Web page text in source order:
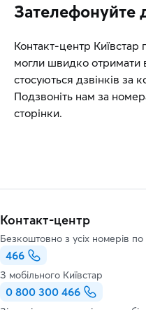
Зателефонуйте
Контакт-центр
могли швидко отримати
стосуються дзвінків за
Подзвоніть нам за
сторінки.
Контакт-центр
Безкоштовно з усіх номерів по
466
З мобільного Київстар
0 800 300 466